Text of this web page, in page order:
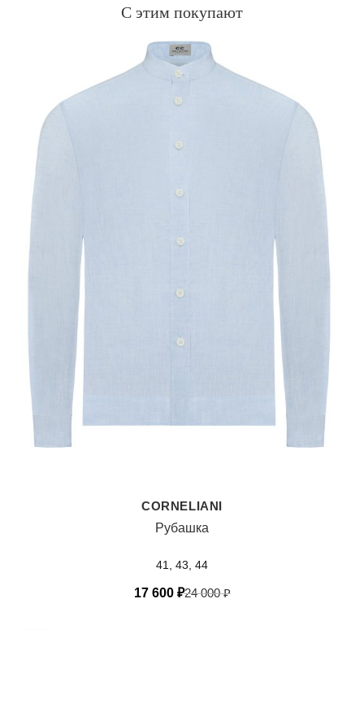
С этим покупают
CORNELIANI
Рубашка
41, 43, 44
17 600 ₽24 000₽